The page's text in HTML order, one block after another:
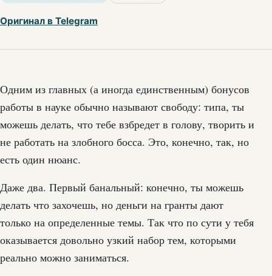
Оригинал в Telegram
Одним из главных (а иногда единственным) бонусов
работы в науке обычно называют свободу: типа, ты
можешь делать, что тебе взбредет в голову, творить и
не работать на злобного босса. Это, конечно, так, но
есть один нюанс.
Даже два. Первый банальный: конечно, ты можешь
делать что захочешь, но деньги на гранты дают
только на определенные темы. Так что по сути у тебя
оказывается довольно узкий набор тем, которыми
реально можно заниматься.